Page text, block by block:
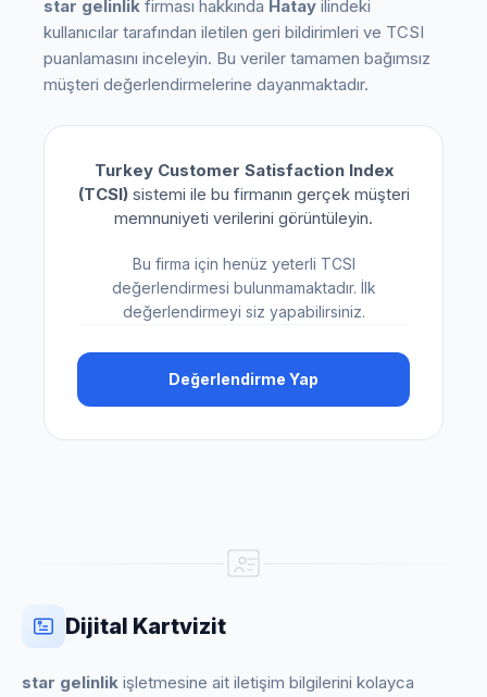
star gelinlik firması hakkında Hatay ilindeki
kullanıcılar tarafından iletilen geri bildirimleri ve TCSI
puanlamasını inceleyin. Bu veriler tamamen bağımsız
müşteri değerlendirmelerine dayanmaktadır.
Turkey Customer Satisfaction Index
(TCSI)sistemi ile bu firmanın gerçek müşteri
memnuniyeti verilerini görüntüleyin.
Bu firma için henüz yeterli TCSI
değerlendirmesi bulunmamaktadır. İlk
değerlendirmeyi siz yapabilirsiniz.
Değerlendirme Yap
Dijital Kartvizit
star gelinlik işletmesine ait iletişim bilgilerini kolayca